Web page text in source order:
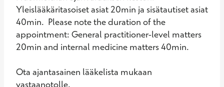
Yleislääkäritasoiset asiat 20min ja sisätautiset asiat
40min.  Please note the duration of the
appointment: General practitioner-level matters
20min and internal medicine matters 40min.
Ota ajantasainen lääkelista mukaan
vastaanotolle.